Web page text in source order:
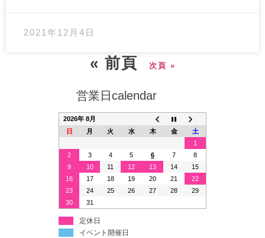
2021年12月4日
« 前頁 次頁 »
営業日calendar
2026年 8月
日
月 火 水 木 金
土
1
2
3 4 5 6 7
8
9
10 11 12 13 14
15
16
17 18 19 20 21
22
23
24 25 26 27 28
29
30
31
定休日
イベント開催日